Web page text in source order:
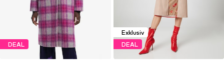
DEAL
Exklusiv
DEAL